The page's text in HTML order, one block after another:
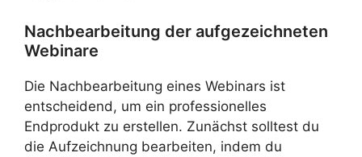
Nachbearbeitung der aufgezeichneten
Webinare
Die Nachbearbeitung eines Webinars ist
entscheidend, um ein professionelles
Endprodukt zu erstellen. Zunächst solltest du
die Aufzeichnung bearbeiten, indem du